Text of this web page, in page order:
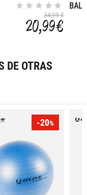
34,99 €
20,99 €
DE OTRAS
-20%